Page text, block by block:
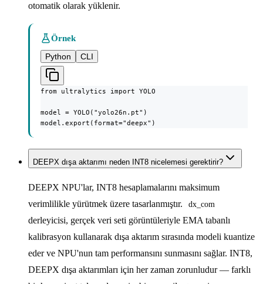
otomatik olarak yüklenir.
Örnek
Python
CLI
from ultralytics import YOLO
model = YOLO("yolo26n.pt")
model.export(format="deepx")
DEEPX dışa aktarımı neden INT8 nicelemesi gerektirir?
DEEPX NPU'lar, INT8 hesaplamalarını maksimum
verimlilikle yürütmek üzere tasarlanmıştır.
dx_com
derleyicisi, gerçek veri seti görüntüleriyle EMA tabanlı
kalibrasyon kullanarak dışa aktarım sırasında modeli kuantize
eder ve NPU'nun tam performansını sunmasını sağlar. INT8,
DEEPX dışa aktarımları için her zaman zorunludur — farklı